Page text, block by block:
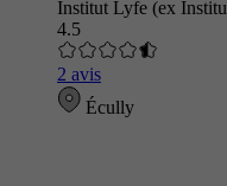
Institut Lyfe (ex
4.5
2 avis
Écully